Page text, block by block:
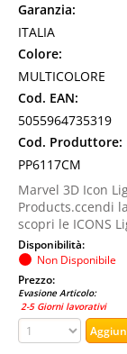
Garanzia:
ITALIA
Colore:
MULTICOLORE
Cod. EAN:
5055964735319
Cod. Produttore:
PP6117CM
Marvel 3D Icon
Products.ccendi
scopri le ICONS
Disponibilità:
Non Disponibile
Prezzo:
Evasione Articolo:
2-5 Giorni lavorativi